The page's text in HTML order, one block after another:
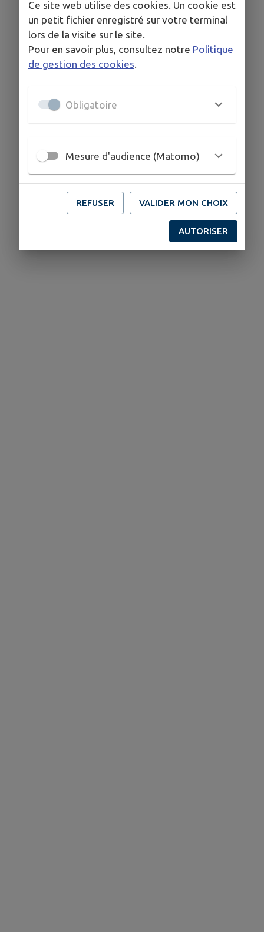
Ce site web utilise des cookies. Un cookie est
un petit fichier enregistré sur votre terminal
lors de la visite sur le site.
Pour en savoir plus, consultez notre Politique
de gestion des cookies.
Obligatoire
Mesure d'audience (Matomo)
REFUSER VALIDER MON CHOIX
AUTORISER